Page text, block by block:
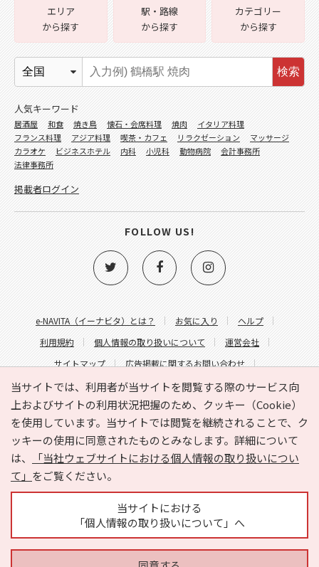
当サイトでは、利用者が当サイトを閲覧する際のサービス向
上およびサイトの利用状況把握のため、クッキー（Cookie）
を使用しています。当サイトでは閲覧を継続されることで、ク
ッキーの使用に同意されたものとみなします。詳細について
は、
「当社ウェブサイトにおける個人情報の取り扱いについ
て」 をご覧ください。
当サイトにおける
「個人情報の取り扱いについて」へ
e-NAVITA（イーナビタ）とは？ お気に入り
ヘルプ
利用規約
個人情報の取り扱いについて
運営会社
サイトマップ
広告掲載に関するお問い合わせ
サイトの内容に関するお問い合わせ
エリア
から探す
駅・路線
から探す
カテゴリー
から探す
検索
人気キーワード
居酒屋 和食 焼き鳥 懐石・会席料理 焼肉
イタリア料理
フランス料理
アジア料理 喫茶・カフェ リラクゼーション
マッサージ
カラオケ
ビジネスホテル 内科 小児科 動物病院
会計事務所
法律事務所
掲載者ログイン
FOLLOW US!
Copyright © HYOJITO.Co.,Ltd. All Rights Reserved.